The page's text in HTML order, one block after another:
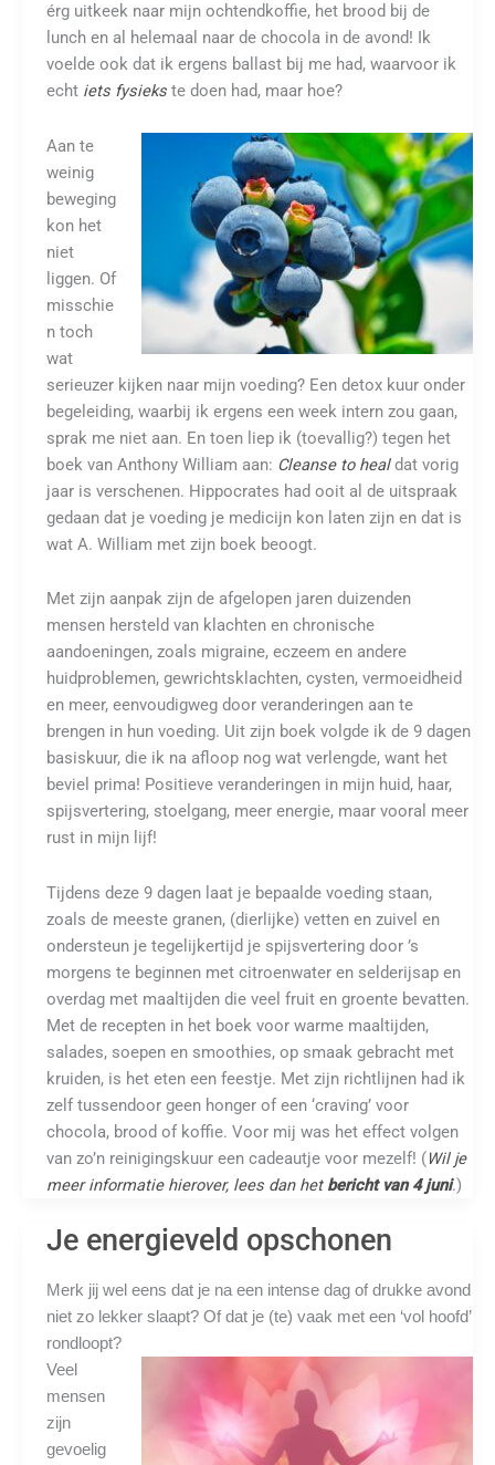
érg uitkeek naar mijn ochtendkoffie, het brood bij de
lunch en al helemaal naar de chocola in de avond! Ik
voelde ook dat ik ergens ballast bij me had, waarvoor ik
echt iets fysiekste doen had, maar hoe?
Aan te
weinig
beweging
kon het
niet
liggen. Of
misschie
n toch
wat
serieuzer kijken naar mijn voeding? Een detox kuur onder
begeleiding, waarbij ik ergens een week intern zou gaan,
sprak me niet aan. En toen liep ik (toevallig?) tegen het
boek van Anthony William aan: Cleanse to healdat vorig
jaar is verschenen. Hippocrates had ooit al de uitspraak
gedaan dat je voeding je medicijn kon laten zijn en dat is
wat A. William met zijn boek beoogt.
Met zijn aanpak zijn de afgelopen jaren duizenden
mensen hersteld van klachten en chronische
aandoeningen, zoals migraine, eczeem en andere
huidproblemen, gewrichtsklachten, cysten, vermoeidheid
en meer, eenvoudigweg door veranderingen aan te
brengen in hun voeding. Uit zijn boek volgde ik de 9 dagen
basiskuur, die ik na afloop nog wat verlengde, want het
beviel prima! Positieve veranderingen in mijn huid, haar,
spijsvertering, stoelgang, meer energie, maar vooral meer
rust in mijn lijf!
Tijdens deze 9 dagen laat je bepaalde voeding staan,
zoals de meeste granen, (dierlijke) vetten en zuivel en
ondersteun je tegelijkertijd je spijsvertering door ’s
morgens te beginnen met citroenwater en selderijsap en
overdag met maaltijden die veel fruit en groente bevatten.
Met de recepten in het boek voor warme maaltijden,
salades, soepen en smoothies, op smaak gebracht met
kruiden, is het eten een feestje. Met zijn richtlijnen had ik
zelf tussendoor geen honger of een ‘craving’ voor
chocola, brood of koffie. Voor mij was het effect volgen
van zo’n reinigingskuur een cadeautje voor mezelf! (Wil je
meer informatie hierover, lees dan het bericht van 4 juni.)
Je energieveld opschonen
Merk jij wel eens dat je na een intense dag of drukke avond
niet zo lekker slaapt? Of dat je (te) vaak met een ‘vol hoofd’
rondloopt?
Veel
mensen
zijn
gevoelig